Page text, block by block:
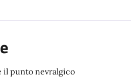
il punto nevralgico